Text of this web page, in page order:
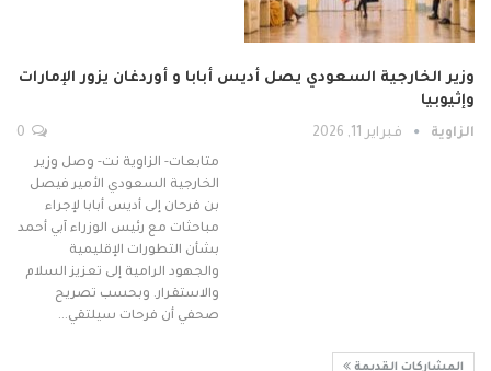
وزير الخارجية السعودي يصل أديس أبابا و أوردغان يزور الإمارات
وإثيوبيا
الزاوية فبراير 11, 2026
متابعات- الزاوية نت- وصل وزير
الخارجية السعودي الأمير فيصل
بن فرحان إلى أديس أبابا لإجراء
مباحثات مع رئيس الوزراء آبي أحمد
بشأن التطورات الإقليمية
والجهود الرامية إلى تعزيز السلام
والاستقرار. وبحسب تصريح
صحفي أن فرحات سيلتقي…
المشاركات القديمة